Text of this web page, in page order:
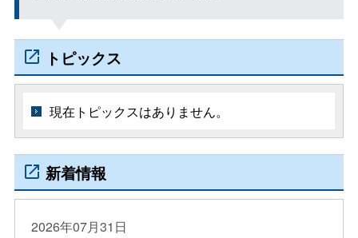
トピックス
現在トピックスはありません。
新着情報
2026年07月31日